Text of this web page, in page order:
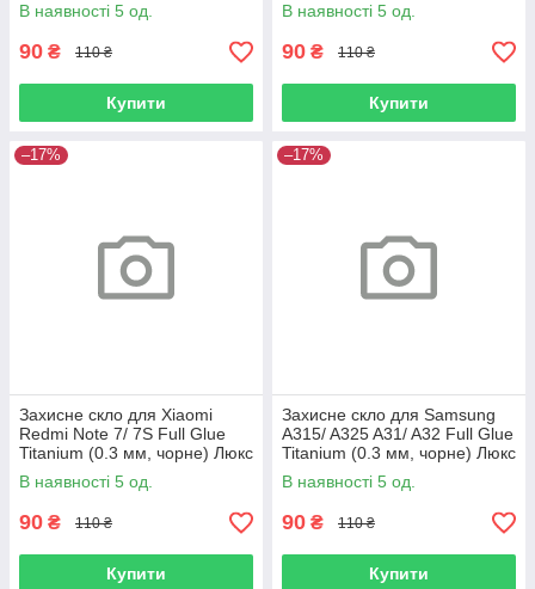
В наявності 5 од.
90 ₴ 110 ₴
Купити
В наявності 5 од.
90 ₴ 110 ₴
Купити
–17%
Захисне скло для Xiaomi
Redmi Note 7/ 7S Full Glue
Titanium (0.3 мм, чорне) Люкс
В наявності 5 од.
90 ₴ 110 ₴
Купити
–17%
Захисне скло для Samsung
A315/ A325 A31/ A32 Full Glue
Titanium (0.3 мм, чорне) Люкс
В наявності 5 од.
90 ₴ 110 ₴
Купити